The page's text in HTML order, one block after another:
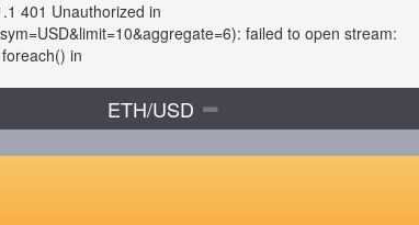
401 Unauthorized in
failed to open stream:
in
ETH/USD